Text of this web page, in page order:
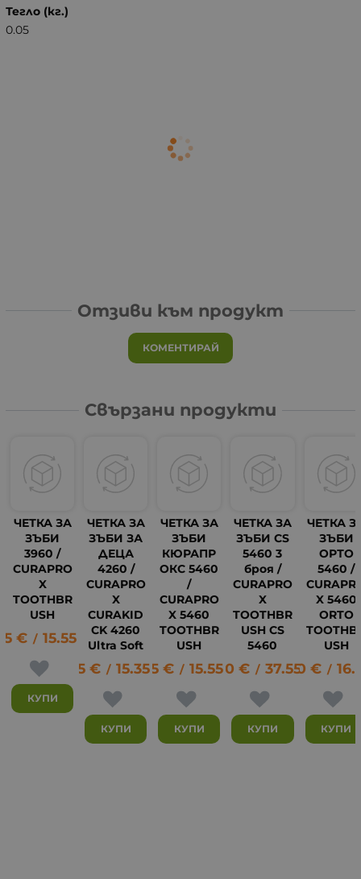
Тегло (кг.)
0.05
Отзиви към продукт
КОМЕНТИРАЙ
Свързани продукти
ЧЕТКА ЗА
ЗЪБИ
3960 /
CURAPRO
X
TOOTHBR
USH
€ / 15.55 лв.
КУПИ
ЧЕТКА ЗА
ЗЪБИ ЗА
ДЕЦА
4260 /
CURAPRO
X
CURAKID
CK 4260
Ultra Soft
7.85 € / 15.35 лв.
КУПИ
ЧЕТКА ЗА
ЗЪБИ
КЮРАПР
ОКС 5460
/
CURAPRO
X 5460
TOOTHBR
USH
7.95 € / 15.55 лв.
КУПИ
ЧЕТКА ЗА
ЗЪБИ CS
5460 3
броя /
CURAPRO
X
TOOTHBR
USH CS
5460
19.20 € / 37.55 лв.
КУПИ
ЧЕТКА
ЗЪБИ
ОРТО
5460 /
X 5460
ORTO
USH
8.50 € /
КУПИ